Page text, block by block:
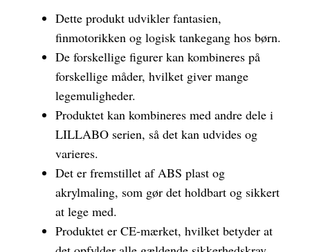
Dette produkt udvikler fantasien,
finmotorikken og logisk tankegang hos børn.
De forskellige figurer kan kombineres på
forskellige måder, hvilket giver mange
legemuligheder.
Produktet kan kombineres med andre dele i
LILLABO serien, så det kan udvides og
varieres.
Det er fremstillet af ABS plast og
akrylmaling, som gør det holdbart og sikkert
at lege med.
Produktet er CE-mærket, hvilket betyder at